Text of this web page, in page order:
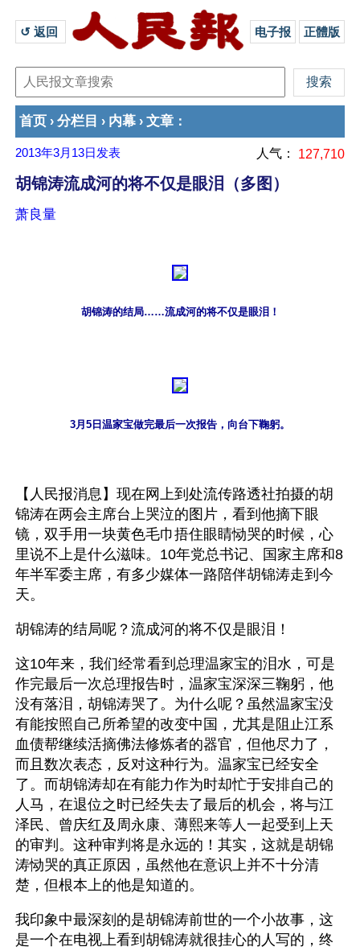
↺ 返回 电子报 正體版
首页 › 分栏目 › 内幕 › 文章 ：
2013年3月13日 发表 人气： 127,710
胡锦涛流成河的将不仅是眼泪（多图）
萧良量
胡锦涛的结局……流成河的将不仅是眼泪！
3月5日温家宝做完最后一次报告，向台下鞠躬。
【人民报消息】现在网上到处流传路透社拍摄的胡
锦涛在两会主席台上哭泣的图片，看到他摘下眼
镜，双手用一块黄色毛巾捂住眼睛恸哭的时候，心
里说不上是什么滋味。10年党总书记、国家主席和8
年半军委主席，有多少媒体一路陪伴胡锦涛走到今
天。
胡锦涛的结局呢？流成河的将不仅是眼泪！
这10年来，我们经常看到总理温家宝的泪水，可是
作完最后一次总理报告时，温家宝深深三鞠躬，他
没有落泪，胡锦涛哭了。为什么呢？虽然温家宝没
有能按照自己所希望的改变中国，尤其是阻止江系
血债帮继续活摘佛法修炼者的器官，但他尽力了，
而且数次表态，反对这种行为。温家宝已经安全
了。而胡锦涛却在有能力作为时却忙于安排自己的
人马，在退位之时已经失去了最后的机会，将与江
泽民、曾庆红及周永康、薄熙来等人一起受到上天
的审判。这种审判将是永远的！其实，这就是胡锦
涛恸哭的真正原因，虽然他在意识上并不十分清
楚，但根本上的他是知道的。
我印象中最深刻的是胡锦涛前世的一个小故事，这
是一个在电视上看到胡锦涛就很挂心的人写的，终